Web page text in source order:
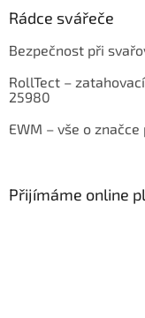
Rádce svářeče
Bezpečnost při
RollTect –
25980
EWM – vše o
Přijímáme online